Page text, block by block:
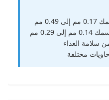
الغذاء
مختلفة